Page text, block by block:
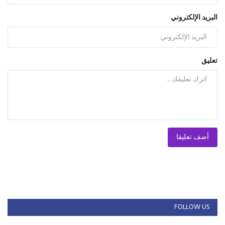
البريد الإلكتروني
تعليق
أضف تعليقا
FOLLOW US